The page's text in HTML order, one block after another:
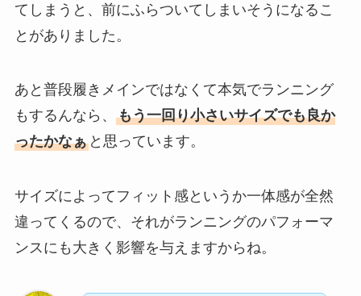
てしまうと、前にふらついてしまいそうになるこ
とがありました。
あと普段履きメインではなくて本気でランニング
もするんなら、 もう一回り小さいサイズでも良か
ったかなぁと思っています。
サイズによってフィット感というか一体感が全然
違ってくるので、それがランニングのパフォーマ
ンスにも大きく影響を与えますからね。